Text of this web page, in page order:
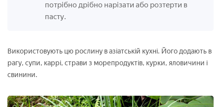
потрібно дрібно нарізати або розтерти в
пасту.
Використовують цю рослину в азіатській кухні. Його додають в
рагу, супи, каррі, страви з морепродуктів, курки, яловичини і
свинини.